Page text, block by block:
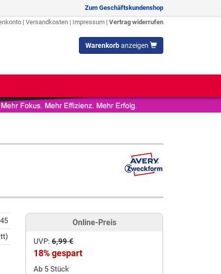
Zum Geschäftskundenshop
| Versandkosten | Impressum | Vertrag widerrufen
Warenkorbanzeigen
Online-Preis
UVP: 6,99 €
18% gespart
Ab 5 Stück